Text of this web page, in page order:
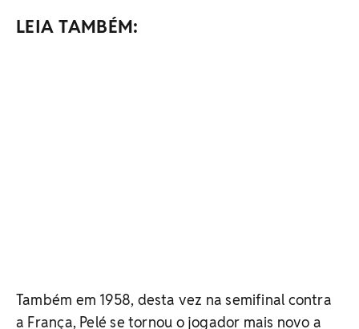
LEIA TAMBÉM:
Também em 1958, desta vez na semifinal contra
a França, Pelé se tornou o jogador mais novo a